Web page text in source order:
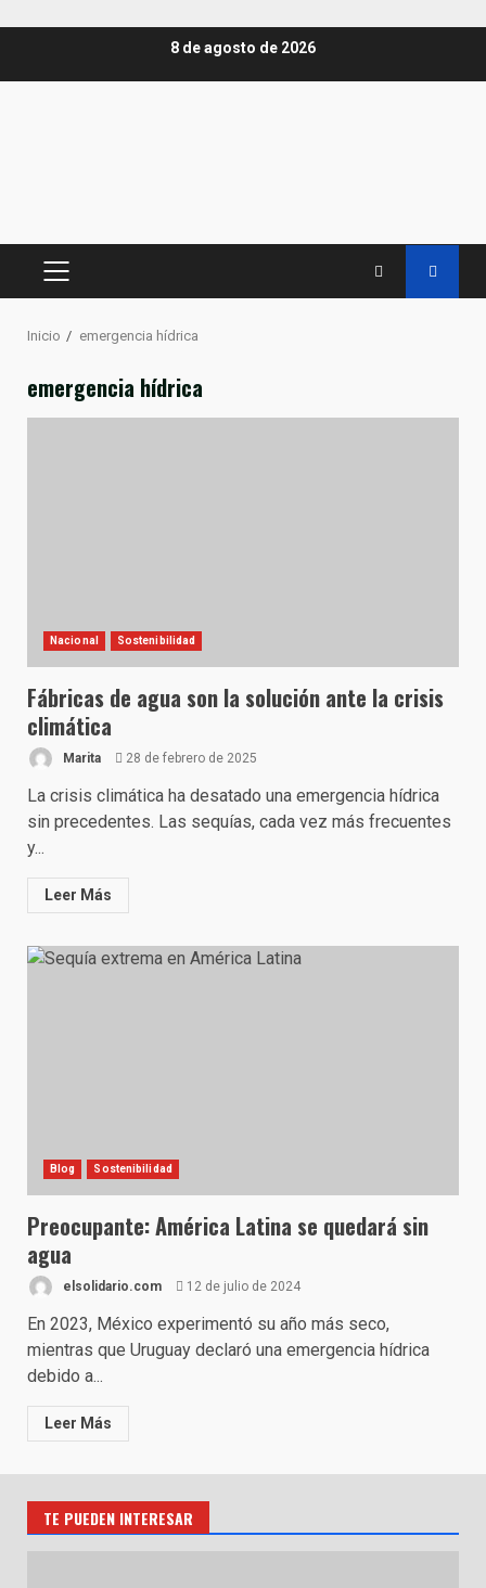
8 de agosto de 2026
MENÚ
Inicio emergencia hídrica
emergencia hídrica
Nacional Sostenibilidad
Fábricas de agua son la solución ante la crisis
climática
Marita 28 de febrero de 2025
La crisis climática ha desatado una emergencia hídrica
sin precedentes. Las sequías, cada vez más frecuentes
y...
Leer Más
Blog Sostenibilidad
Preocupante: América Latina se quedará sin
agua
elsolidario.com 12 de julio de 2024
En 2023, México experimentó su año más seco,
mientras que Uruguay declaró una emergencia hídrica
debido a...
Leer Más
TE PUEDEN INTERESAR